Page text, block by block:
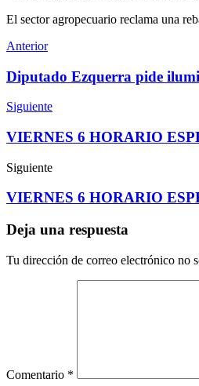
El sector agropecuario reclama una
Anterior
Diputado Ezquerra pide
Siguiente
VIERNES 6 HORARIO
Siguiente
VIERNES 6 HORARIO
Deja una respuesta
Tu dirección de correo electrónico no
Comentario *